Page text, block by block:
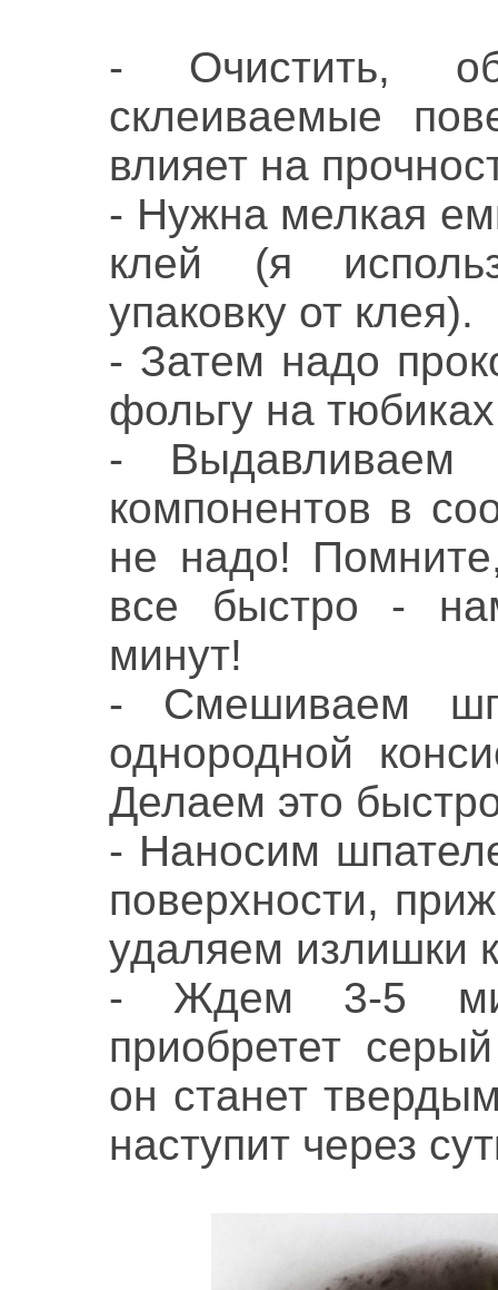
- Очистить,
склеиваемые
влияет на
- Нужна мелкая
клей (я
упаковку от клея).
- Затем надо
фольгу на
- Выдавливаем
компонентов в
не надо!
все быстро -
минут!
- Смешиваем
однородной
Делаем это
- Наносим
поверхности,
удаляем излишки
- Ждем 3-5
приобретет
он станет
наступит через